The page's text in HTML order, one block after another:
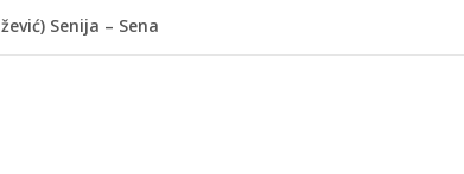
Senija – Sena
obilježavanja godišnjice: "Doživjela sam poniženje
sinu"